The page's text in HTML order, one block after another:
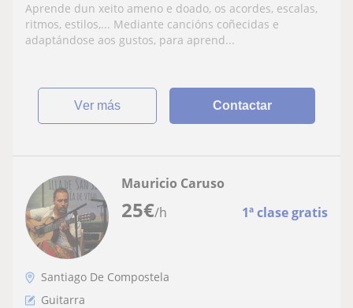
Aprende dun xeito ameno e doado, os acordes, escalas,
ritmos, estilos,... Mediante cancións coñecidas e
adaptándose aos gustos, para aprend...
ver más Contactar
25€/h 1ª clase gratis
Mauricio Caruso
Santiago De Compostela
Guitarra